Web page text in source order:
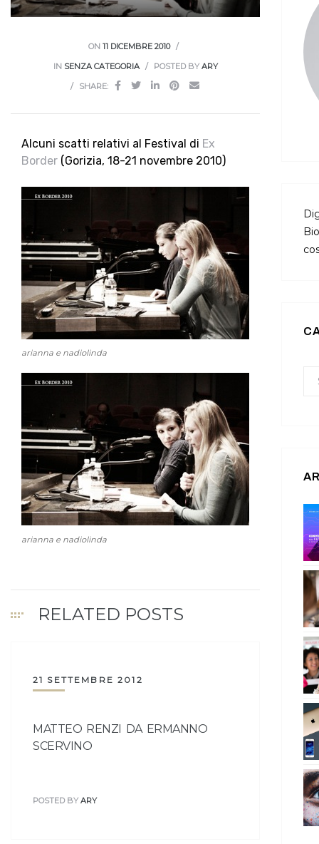
ON 11 DICEMBRE 2010
IN SENZA CATEGORIA POSTED BY ARY
SHARE:
Alcuni scatti relativi al Festival di Ex
Border (Gorizia, 18-21 novembre 2010)
arianna e nadiolinda
arianna e nadiolinda
RELATED POSTS
21 SETTEMBRE 2012
MATTEO RENZI DA ERMANNO
SCERVINO
POSTED BY ARY